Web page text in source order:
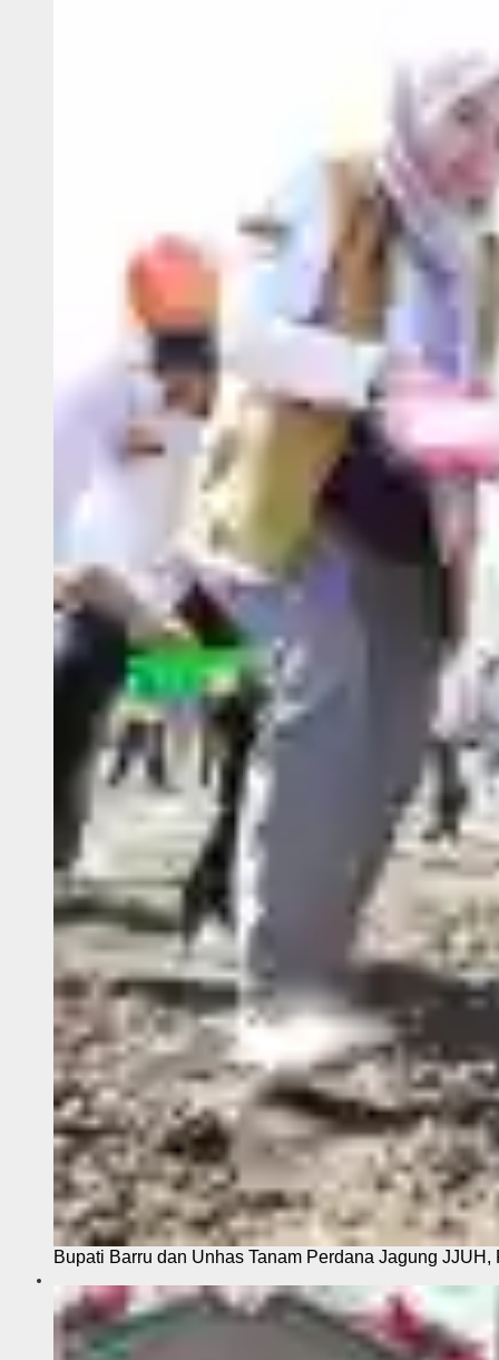
Bupati Barru dan Unhas Tanam Perdana Jagung